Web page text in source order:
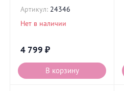
Артикул: 24346
Нет в наличии
4 799 ₽
В корзину